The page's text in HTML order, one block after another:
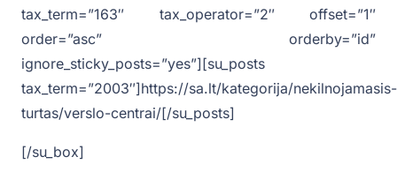
tax_term=”163″ tax_operator=”2″ offset=”1″
order=”asc” orderby=”id”
ignore_sticky_posts=”yes”][su_posts
tax_term=”2003″]https://sa.lt/kategorija/nekilnojamasis-
turtas/verslo-centrai/[/su_posts]
[/su_box]